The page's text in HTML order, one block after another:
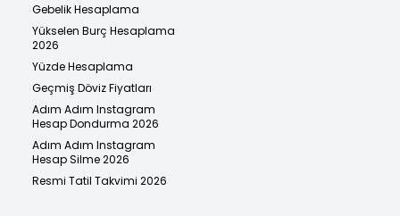
Gebelik Hesaplama
Yükselen Burç Hesaplama
2026
Yüzde Hesaplama
Geçmiş Döviz Fiyatları
Adım Adım Instagram
Hesap Dondurma 2026
Adım Adım Instagram
Hesap Silme 2026
Resmi Tatil Takvimi 2026